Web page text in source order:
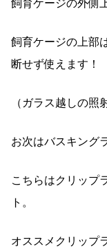
飼育ケージの外側
飼育ケージの上部
断せず使えます！
（ガラス越しの照
お次はバスキング
こちらはクリップ
ト。
オススメクリップ